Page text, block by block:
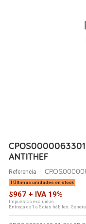
CPOS0000063301
ANTITHEF
Referencia
Últimas unidades en stock
$967 + IVA 19%
Impuestos excluidos
Entrega de 1 a 5 días hábiles.